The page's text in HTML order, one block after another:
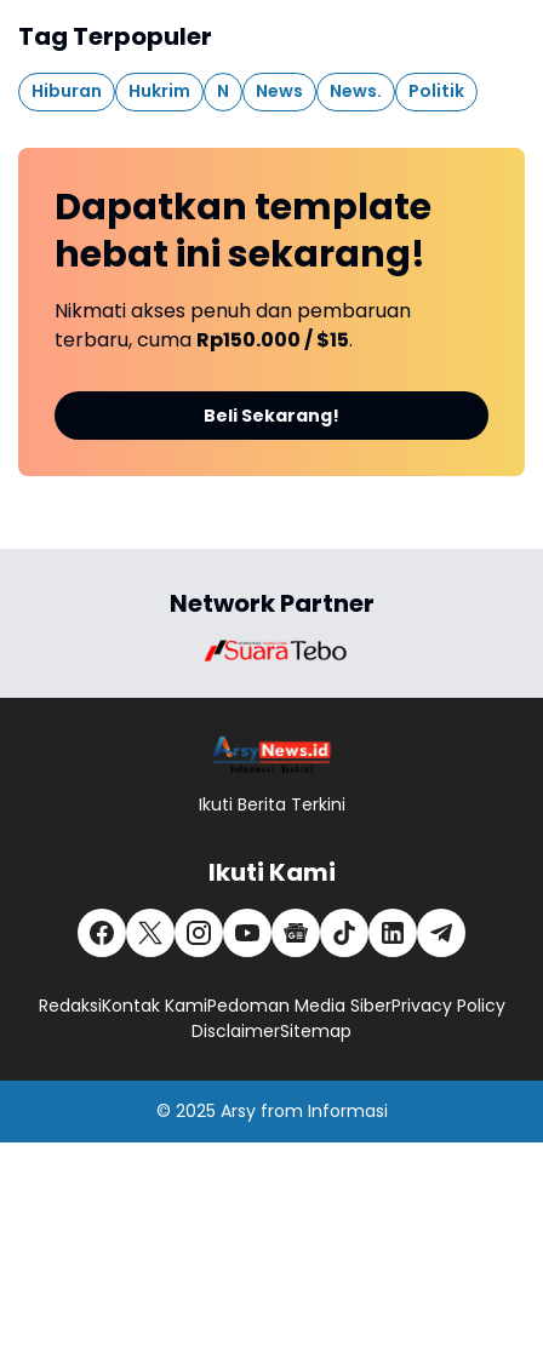
Tag Terpopuler
Hiburan Hukrim N News News. Politik
Dapatkan template
hebat inisekarang!
Nikmati akses penuh dan pembaruan
terbaru, cuma Rp150.000 / $15.
Beli Sekarang!
Network Partner
Ikuti Berita Terkini
Ikuti Kami
RedaksiKontak KamiPedoman Media SiberPrivacy Policy
DisclaimerSitemap
© 2025 Arsyfrom Informasi